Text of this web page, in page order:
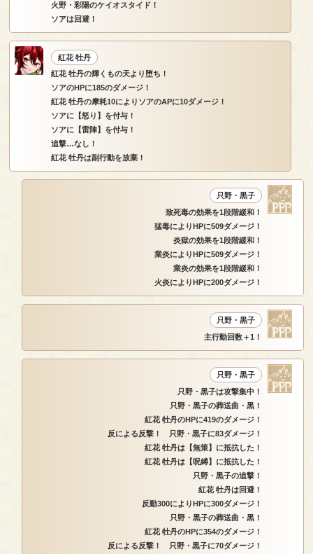
火野・彩陽のケイオスタイド！
ソアは回避！
紅花 牡丹
紅花 牡丹の輝くもの天より堕ち！
ソアのHPに185のダメージ！
紅花 牡丹の摩耗10によりソアのAPに10ダメージ！
ソアに【怒り】を付与！
ソアに【雷陣】を付与！
追撃…なし！
紅花 牡丹は副行動を放棄！
只野・黒子
致死毒の効果を1段階緩和！
猛毒によりHPに509ダメージ！
炎獄の効果を1段階緩和！
業炎によりHPに509ダメージ！
業炎の効果を1段階緩和！
火炎によりHPに200ダメージ！
只野・黒子
主行動回数＋1！
只野・黒子
只野・黒子は攻撃集中！
只野・黒子の葬送曲・黒！
紅花 牡丹のHPに419のダメージ！
反による反撃！ 只野・黒子に83ダメージ！
紅花 牡丹は【無策】に抵抗した！
紅花 牡丹は【呪縛】に抵抗した！
只野・黒子の追撃！
紅花 牡丹は回避！
反動300によりHPに300ダメージ！
只野・黒子の葬送曲・黒！
紅花 牡丹のHPに354のダメージ！
反による反撃！ 只野・黒子に70ダメージ！